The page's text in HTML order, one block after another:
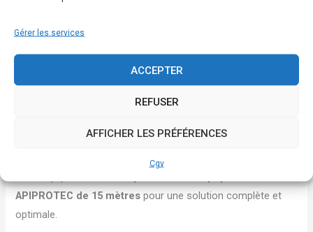
Gérer les services
ACCEPTER
REFUSER
AFFICHER LES PRÉFÉRENCES
Cgv
Drapeau de fixation pour le bout de la perche
avec vanne 6 bars, raccord rapide et
sac de transport APIPROTEC
désinsectisation souhaitant allier sécurité, performance et
efficacité lors de leurs interventions en hauteur. Complétez
APIPROTEC de 15 mètres pour une solution complète et
optimale.